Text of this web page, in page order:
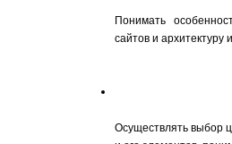
Понимать
сайтов и архитектуру
Осуществлять выбор